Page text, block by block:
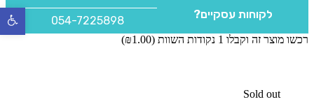
לקוחות עסקיים? 054-7225898
רכשו מוצר זה וקבלו 1 נקודות השוות ( ₪1.00
)
Sold out
פתח